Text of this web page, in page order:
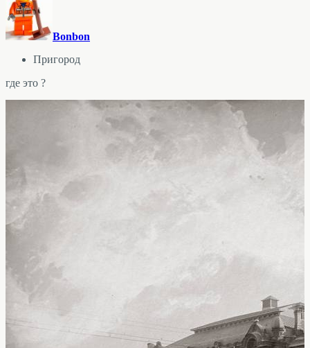
Bonbon
Пригород
где это ?